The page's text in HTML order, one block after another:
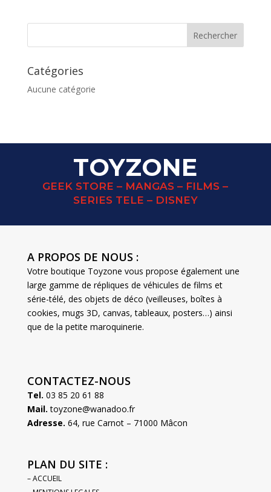
était : est :
Catégories
Aucune catégorie
TOYZONE
GEEK STORE – MANGAS – FILMS –
SERIES TELE – DISNEY
A PROPOS DE NOUS :
Votre boutique Toyzone vous propose également une
large gamme de répliques de véhicules de films et
série-télé, des objets de déco (veilleuses, boîtes à
cookies, mugs 3D, canvas, tableaux, posters…) ainsi
que de la petite maroquinerie.
CONTACTEZ-NOUS
Tel. 03 85 20 61 88
Mail. toyzone@wanadoo.fr
Adresse. 64, rue Carnot – 71000 Mâcon
PLAN DU SITE :
– ACCUEIL